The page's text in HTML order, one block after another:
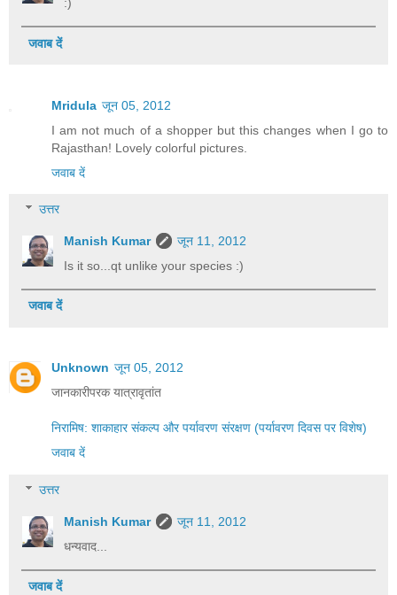
:)
जवाब दें
Mridula जून 05, 2012
I am not much of a shopper but this changes when I go to
Rajasthan! Lovely colorful pictures.
जवाब दें
उत्तर
Manish Kumar
जून 11, 2012
Is it so...qt unlike your species :)
जवाब दें
Unknown जून 05, 2012
जानकारीपरक यात्रावृतांत
निरामिष: शाकाहार संकल्प और पर्यावरण संरक्षण (पर्यावरण दिवस पर विशेष)
जवाब दें
उत्तर
Manish Kumar
जून 11, 2012
धन्यवाद...
जवाब दें